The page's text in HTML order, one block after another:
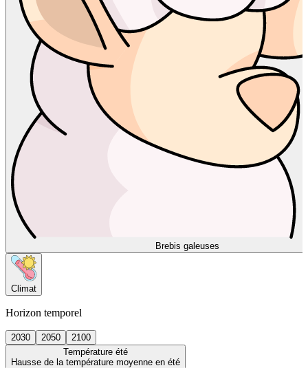
Brebis galeuses
Climat
Horizon temporel
2030 2050
2100
Température été
Hausse de la température moyenne en été